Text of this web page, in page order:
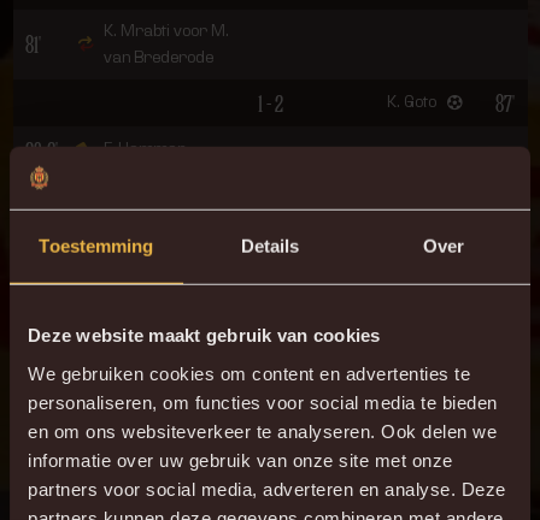
Toestemming Details Over
Deze website maakt gebruik van cookies
We gebruiken cookies om content en advertenties te
personaliseren, om functies voor social media te bieden
en om ons websiteverkeer te analyseren. Ook delen we
informatie over uw gebruik van onze site met onze
partners voor social media, adverteren en analyse. Deze
81'
K. Mrabti voor M.
van Brederode
1 - 2 87'
K. Goto
90+2' F. Hammar
ONZE OPSTELLING
13 Nacho Mirás
4 G. Diouf
8 M. Konaté
2 R. Halhal
3 José Marsà